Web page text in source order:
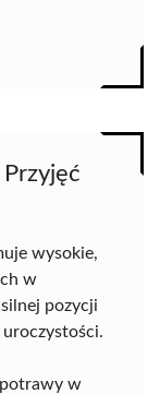
wysokie,
w
pozycji
potrawy w